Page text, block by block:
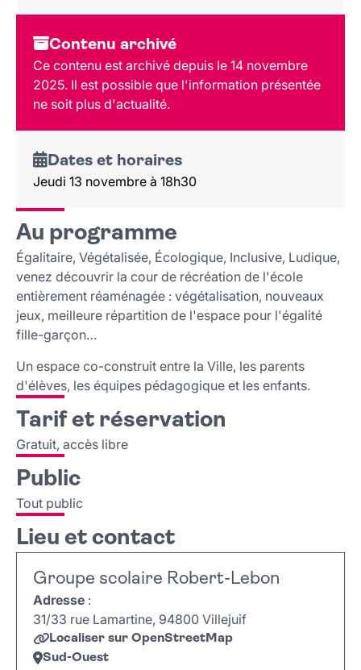
Dates et horaires
Au programme
Tarif et réservation
Public
Lieu et contact
Contenu archivé
Ce contenu est archivé depuis le 14 novembre
2025. Il est possible que l'information présentée
ne soit plus d'actualité.
Dates et horaires
Jeudi 13 novembre à 18h30
Au programme
Égalitaire, Végétalisée, Écologique, Inclusive, Ludique,
venez découvrir la cour de récréation de l'école
entièrement réaménagée : végétalisation, nouveaux
jeux, meilleure répartition de l'espace pour l'égalité
fille-garçon…
Un espace co-construit entre la Ville, les parents
d'élèves, les équipes pédagogique et les enfants.
Tarif et réservation
Gratuit, accès libre
Public
Tout public
Lieu et contact
Groupe scolaire Robert-Lebon
Adresse :
31/33 rue Lamartine, 94800 Villejuif
Localiser sur OpenStreetMap
Sud-Ouest